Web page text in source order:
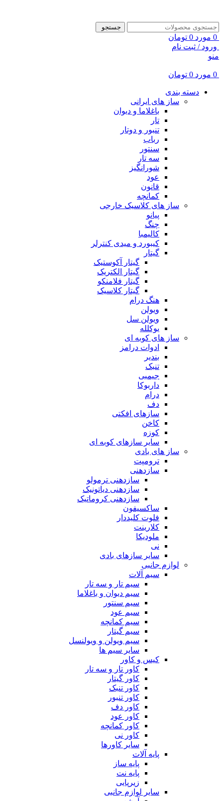
جستجو
0 مورد 0 تومان
ورود / ثبت نام
منو
0 مورد 0 تومان
دسته بندی
ساز های ایرانی
باغلاما و دیوان
تار
تنبور و دوتار
رباب
سنتور
سه تار
شورانگیز
عود
قانون
کمانچه
ساز های کلاسیک خارجی
پیانو
چنگ
کالیمبا
کیبورد و میدی کنترلر
گیتار
گیتار آکوستیک
گیتار الکتریک
گیتار فلامنکو
گیتار کلاسیک
هنگ درام
ویولن
ویولن سل
یوکلله
ساز های کوبه ای
ادوات درامز
بندیر
تنبک
جیمبی
داربوکا
درام
دف
سازهای افکتی
کاخن
کوزه
سایر سازهای کوبه ای
ساز های بادی
ترومپت
سازدهنی
سازدهنی ترمولو
سازدهنی دیاتونیک
سازدهنی کروماتیک
ساکسیفون
فلوت کلیددار
کلارینت
ملودیکا
نی
سایر سازهای بادی
لوازم جانبی
سیم آلات
سیم تار و سه تار
سیم دیوان و باغلاما
سیم سنتور
سیم عود
سیم کمانچه
سیم گیتار
سیم ویولن و ویولنسل
سایر سیم ها
کیس و کاور
کاور تار و سه تار
کاور گیتار
کاور تنبک
کاور تنبور
کاور دف
کاور عود
کاور کمانچه
کاور نی
سایر کاورها
پایه آلات
پایه ساز
پایه نت
زیرپایی
سایر لوازم جانبی